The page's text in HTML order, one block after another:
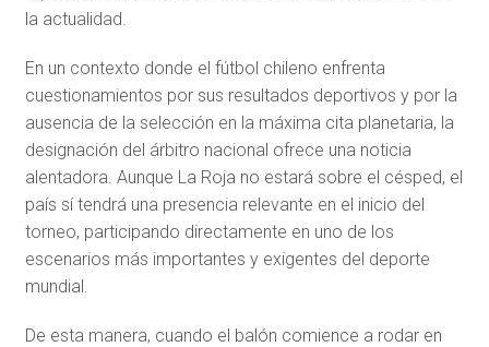
la actualidad.
En un contexto donde el fútbol chileno enfrenta
cuestionamientos por sus resultados deportivos y por la
ausencia de la selección en la máxima cita planetaria, la
designación del árbitro nacional ofrece una noticia
alentadora. Aunque La Roja no estará sobre el césped, el
país sí tendrá una presencia relevante en el inicio del
torneo, participando directamente en uno de los
escenarios más importantes y exigentes del deporte
mundial.
De esta manera, cuando el balón comience a rodar en